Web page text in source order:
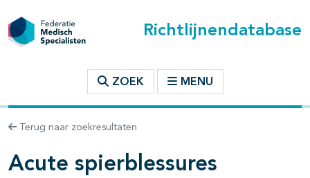
Richtlijnendatabase
ZOEK MENU
Terug naar zoekresultaten
Acute spierblessures